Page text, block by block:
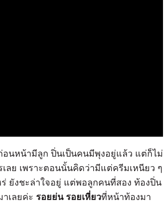
นหน้ามีลูก ปิ่นเป็นคนมีพุงอยู่แล้ว แต่ก็ไม่
ลย เพราะตอนนั้นคิดว่ามีแต่ครีมเหนียว ๆ
ยังชะล่าใจอยู่ แต่พอลูกคนที่สอง ท้องปิ่น
เลยค่ะ รอยย่น รอยเหี่ยวที่หน้าท้องมา